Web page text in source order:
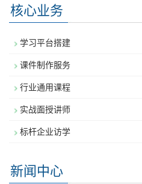
核心业务
学习平台搭建
课件制作服务
行业通用课程
实战面授讲师
标杆企业访学
新闻中心